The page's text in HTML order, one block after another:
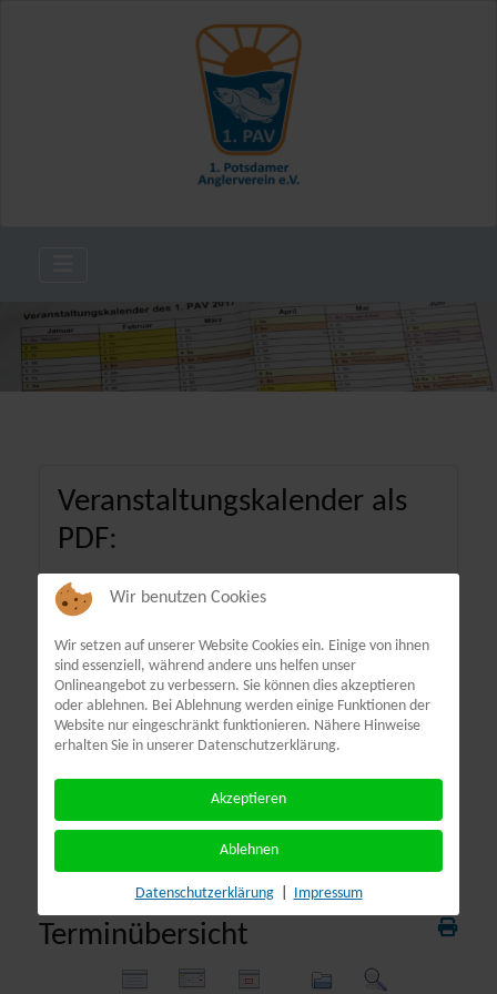
Veranstaltungskalender als
PDF:
Terminübersicht
Wir benutzen Cookies
Wir setzen auf unserer Website Cookies ein. Einige von ihnen
sind essenziell, während andere uns helfen unser
Onlineangebot zu verbessern. Sie können dies akzeptieren
oder ablehnen. Bei Ablehnung werden einige Funktionen der
Website nur eingeschränkt funktionieren. Nähere Hinweise
erhalten Sie in unserer Datenschutzerklärung.
Akzeptieren
Ablehnen
Datenschutzerklärung Impressum